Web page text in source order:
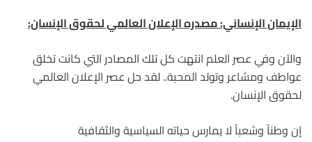
الإيمان الإنساني: مصدره الإعلان العالمي لحقوق الإنسان:
والآن وفي عصر العلم انتهت كل تلك المصادر التي كانت تخلق
عواطف ومشاعر وتولد المحبة.. لقد حل عصر الإعلان العالمي
لحقوق الإنسان.
إن وطناً وشعباً لا يمارس حياته السياسية والثقافية